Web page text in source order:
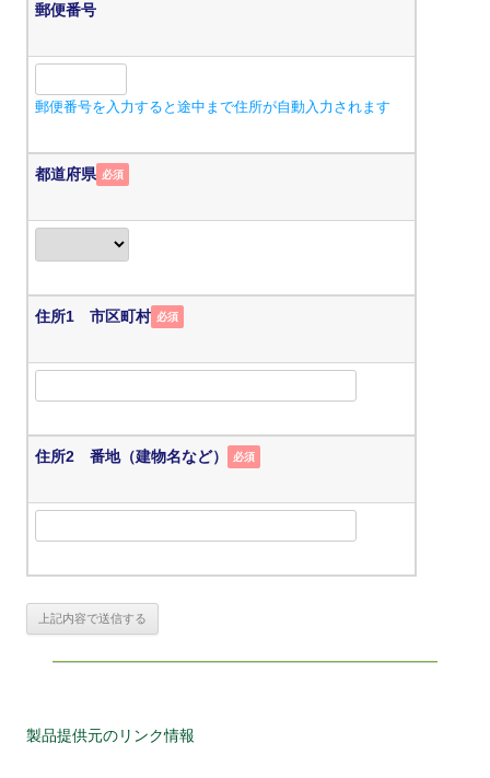
郵便番号
郵便番号を入力すると途中まで住所が自動入力されます
都道府県 必須
住所1 市区町村 必須
住所2 番地（建物名など） 必須
製品提供元のリンク情報